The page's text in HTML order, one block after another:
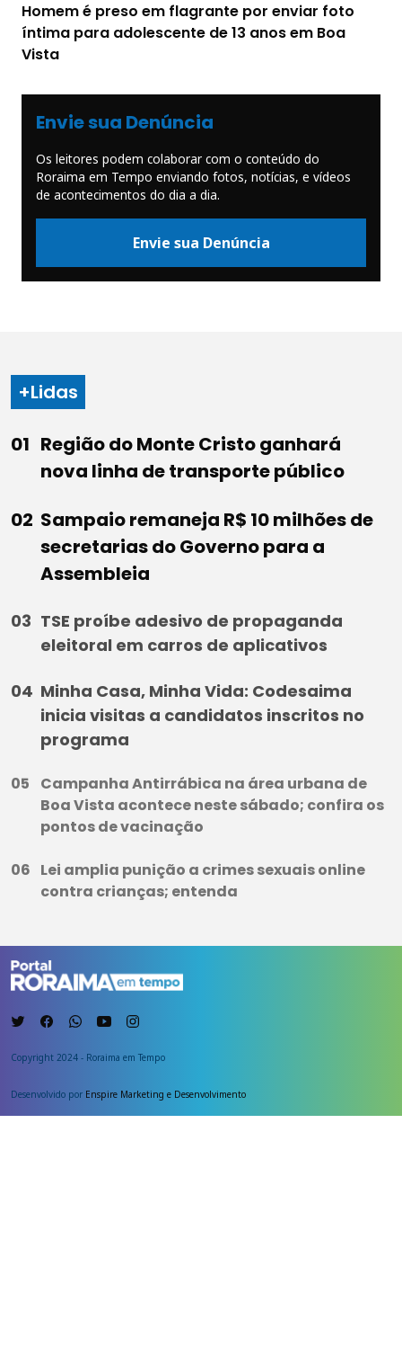
Homem é preso em flagrante por enviar foto
íntima para adolescente de 13 anos em Boa
Vista
Envie sua Denúncia
Os leitores podem colaborar com o conteúdo do
Roraima em Tempo enviando fotos, notícias, e vídeos
de acontecimentos do dia a dia.
Envie sua Denúncia
+Lidas
Região do Monte Cristo ganhará
nova linha de transporte público
Sampaio remaneja R$ 10 milhões de
secretarias do Governo para a
Assembleia
TSE proíbe adesivo de propaganda
eleitoral em carros de aplicativos
Minha Casa, Minha Vida: Codesaima
inicia visitas a candidatos inscritos no
programa
Campanha Antirrábica na área urbana de
Boa Vista acontece neste sábado; confira os
pontos de vacinação
Lei amplia punição a crimes sexuais online
contra crianças; entenda
Copyright 2024 - Roraima em Tempo
Desenvolvido por Enspire Marketing e Desenvolvimento